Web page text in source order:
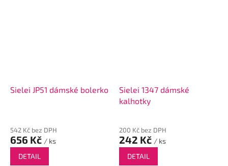
Sielei JP51 dámské bolerko
542 Kč bez DPH
656 Kč / ks
DETAIL
Sielei 1347 dámské
kalhotky
200 Kč bez DPH
242 Kč / ks
DETAIL